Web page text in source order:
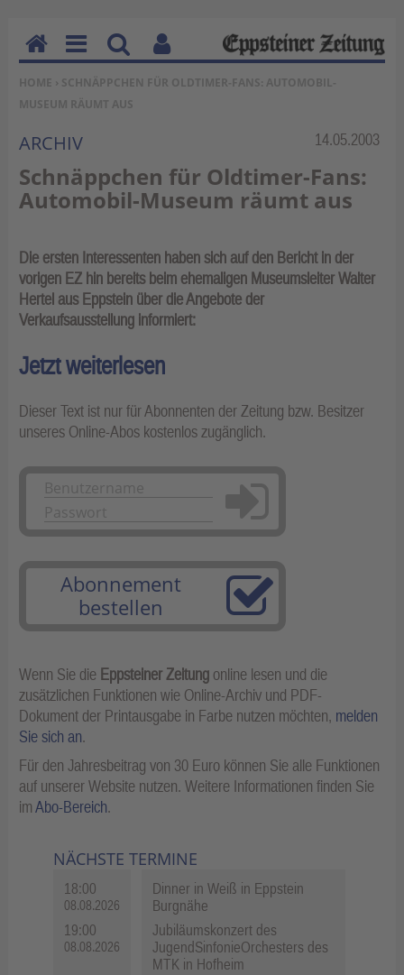
SIE BEFINDEN SICH HIER:
HOME › SCHNÄPPCHEN FÜR OLDTIMER-FANS: AUTOMOBIL-
MUSEUM RÄUMT AUS
Rubrik:
ARCHIV 14.05.2003
Schnäppchen für Oldtimer-Fans:
Automobil-Museum räumt aus
Die ersten Interessenten haben sich auf den Bericht in der
vorigen EZ hin bereits beim ehemaligen Museumsleiter Walter
Hertel aus Eppstein über die Angebote der
Verkaufsausstellung informiert:
Jetzt weiterlesen
Dieser Text ist nur für Abonnenten der Zeitung bzw. Besitzer
unseres Online-Abos kostenlos zugänglich.
Anmelden
Abonnement
bestellen
Wenn Sie die Eppsteiner Zeitung online lesen und die
zusätzlichen Funktionen wie Online-Archiv und PDF-
Dokument der Printausgabe in Farbe nutzen möchten, melden
Sie sich an.
Für den Jahresbeitrag von 30 Euro können Sie alle Funktionen
auf unserer Website nutzen. Weitere Informationen finden Sie
imAbo-Bereich.
NÄCHSTE TERMINE
18:00
08.08.2026
Dinner in Weiß in Eppstein
Burgnähe
19:00
08.08.2026
Jubiläumskonzert des
JugendSinfonieOrchesters des
MTK in Hofheim
H
o
m
e
M
en
u
Su
ch
en
Be
nu
kti
on